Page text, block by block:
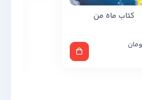
کتاب ماه من